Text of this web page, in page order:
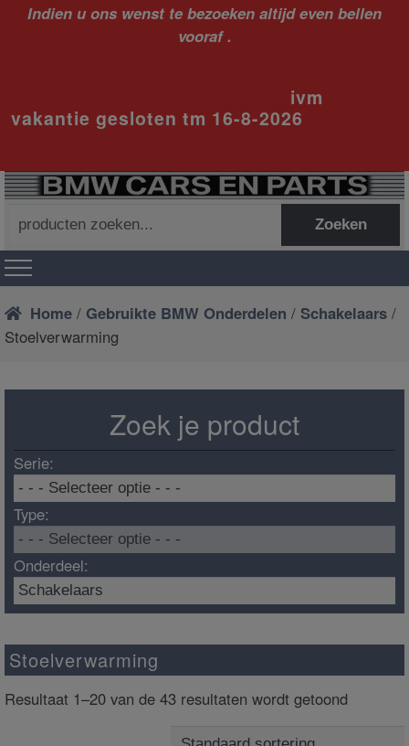
Indien u ons wenst te bezoeken altijd even bellen
vooraf .
ivm
vakantie gesloten tm 16-8-2026
naar:
Zoeken
Home / Gebruikte BMW Onderdelen /Schakelaars /
Stoelverwarming
Zoek je product
Serie:
Type:
Onderdeel:
Stoelverwarming
Resultaat 1–20 van de 43 resultaten wordt getoond